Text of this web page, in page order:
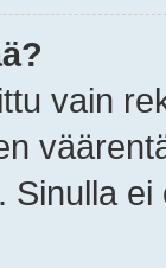
vain
Sinulla